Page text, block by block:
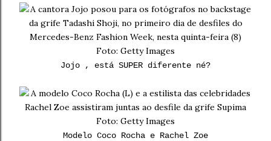
Jojo , está SUPER diferente né?
Modelo Coco Rocha e Rachel Zoe